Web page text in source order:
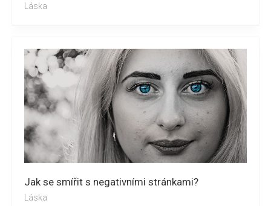
Láska
Jak se smířit s negativními stránkami?
Láska